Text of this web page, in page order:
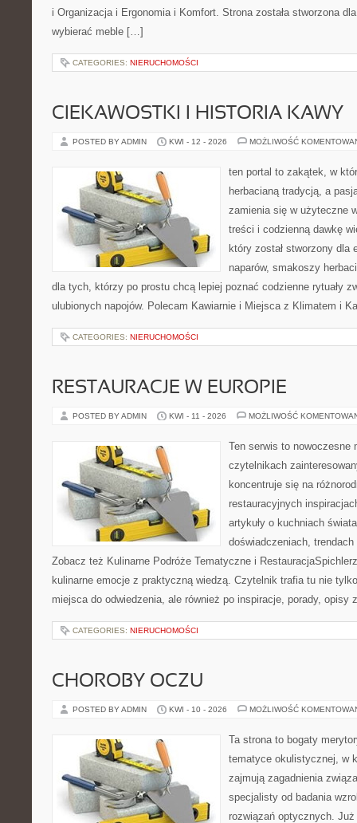
i Organizacja i Ergonomia i Komfort. Strona została stworzona
wybierać meble […]
CATEGORIES: NIERUCHOMOŚCI
CIEKAWOSTKI I HISTORIA KAWY
POSTED BY ADMIN KWI - 12 - 2026 MOŻLIWOŚĆ
ten portal to zakątek, w
herbacianą tradycją, a
zamienia się w użyteczne
treści i codzienną dawkę
który został stworzony dla
naparów, smakoszy
dla tych, którzy po prostu chcą lepiej poznać codzienne rytuały
ulubionych napojów. Polecam Kawiarnie i Miejsca z Klimatem i
CATEGORIES: NIERUCHOMOŚCI
RESTAURACJE W EUROPIE
POSTED BY ADMIN KWI - 11 - 2026 MOŻLIWOŚĆ
Ten serwis to nowoczesne
czytelnikach
koncentruje się na
restauracyjnych
artykuły o kuchniach
doświadczeniach,
Zobacz też Kulinarne Podróże Tematyczne i
kulinarne emocje z praktyczną wiedzą. Czytelnik trafia tu nie
miejsca do odwiedzenia, ale również po inspiracje, porady,
CATEGORIES: NIERUCHOMOŚCI
CHOROBY OCZU
POSTED BY ADMIN KWI - 10 - 2026 MOŻLIWOŚĆ
Ta strona to bogaty
tematyce okulistycznej, w
zajmują zagadnienia
specjalisty od badania
rozwiązań optycznych.